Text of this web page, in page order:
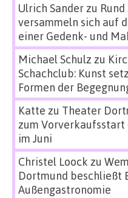
Ulrich Sanderzu
versammeln sich auf
einer Gedenk- und
Michael Schulz zu
Schachclub: Kunst
Formen der
Katte zu Theater
zum
im Juni
Christel Loock zu
Dortmund beschließt
Außengastronomie